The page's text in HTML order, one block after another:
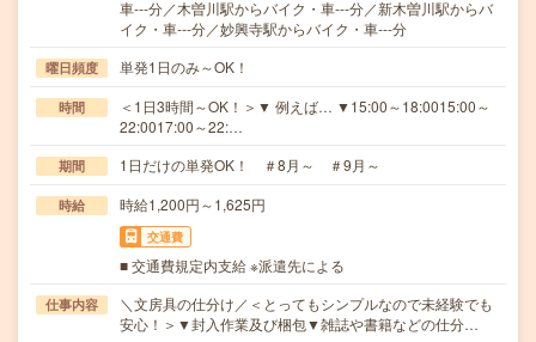
車---分／木曽川駅からバイク・車---分／新木曽川駅からバ
イク・車---分／妙興寺駅からバイク・車---分
曜日頻度 単発1日のみ～OK！
時間
＜1日3時間～OK！＞▼ 例えば… ▼15:00～18:0015:00～
22:0017:00～22:…
期間 1日だけの単発OK！ ＃8月～ ＃9月～
時給 時給1,200円～1,625円
交通費
■ 交通費規定内支給 ※派遣先による
仕事内容
＼文房具の仕分け／＜とってもシンプルなので未経験でも
安心！＞▼封入作業及び梱包▼雑誌や書籍などの仕分…